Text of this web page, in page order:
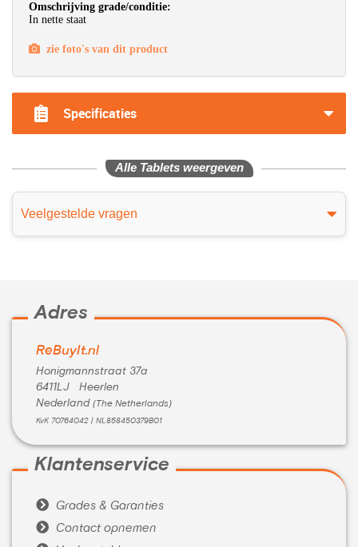
Omschrijving grade/conditie:
In nette staat
zie foto's van dit product
Specificaties
Alle Tablets weergeven
Veelgestelde vragen
Adres
ReBuyIt.nl
Honigmannstraat 37a
6411LJ Heerlen
Nederland (The Netherlands)
KvK 70764042 | NL858450379B01
Klantenservice
 Grades & Garanties
 Contact opnemen